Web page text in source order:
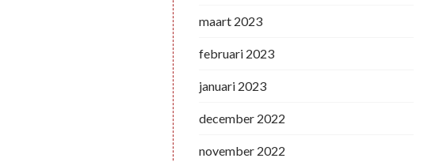
maart 2023
februari 2023
januari 2023
december 2022
november 2022